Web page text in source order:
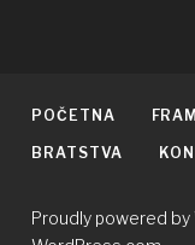
POČETNA
BRATSTVA
Proudly powered